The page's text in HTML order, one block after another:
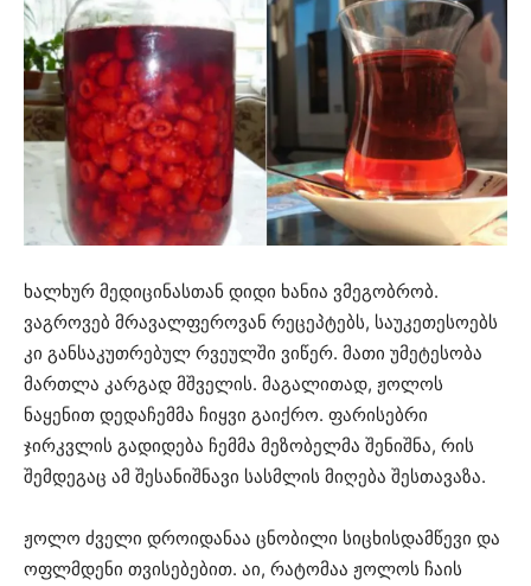
ხალხურ მედიცინასთან დიდი ხანია ვმეგობრობ.
ვაგროვებ მრავალფეროვან რეცეპტებს, საუკეთესოებს
კი განსაკუთრებულ რვეულში ვიწერ. მათი უმეტესობა
მართლა კარგად მშველის. მაგალითად, ჟოლოს
ნაყენით დედაჩემმა ჩიყვი გაიქრო. ფარისებრი
ჯირკვლის გადიდება ჩემმა მეზობელმა შენიშნა, რის
შემდეგაც ამ შესანიშნავი სასმლის მიღება შესთავაზა.
ჟოლო ძველი დროიდანაა ცნობილი სიცხისდამწევი და
ოფლმდენი თვისებებით. აი, რატომაა ჟოლოს ჩაის